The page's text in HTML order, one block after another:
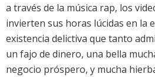
a través de la música rap, los
invierten sus horas lúcidas en la
existencia delictiva que tanto
un fajo de dinero, una bella
negocio próspero, y mucha